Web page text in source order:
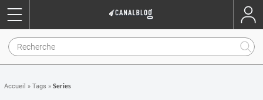
Accueil » Tags » Series